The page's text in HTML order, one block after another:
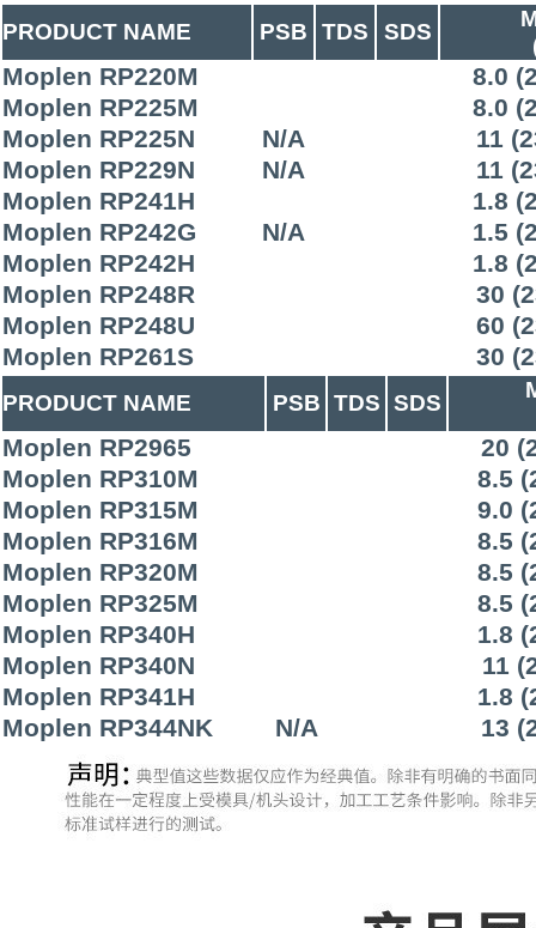
PRODUCT NAME PSB TDS SDS
Moplen RP220M
8.0
Moplen RP225M
8.0
Moplen RP225N
N/A
11
Moplen RP229N
N/A
11
Moplen RP241H
1.8
Moplen RP242G
N/A
1.5
Moplen RP242H
1.8
Moplen RP248R
30
Moplen RP248U
60
Moplen RP261S
30
PRODUCT NAME PSB TDS SDS
Moplen RP2965
20
Moplen RP310M
8.5
Moplen RP315M
9.0
Moplen RP316M
8.5
Moplen RP320M
8.5
Moplen RP325M
8.5
Moplen RP340H
1.8
Moplen RP340N
11
Moplen RP341H
1.8
Moplen RP344NK
N/A 13